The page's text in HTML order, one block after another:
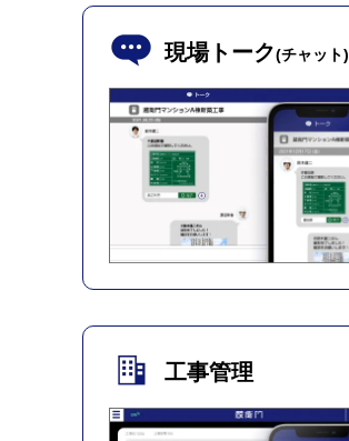
現場トーク(チャット)
工事管理